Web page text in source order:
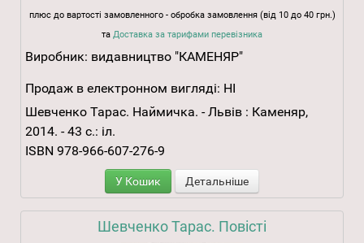
плюс до вартості замовленного - обробка замовлення (від 10 до 40 грн.)
та Доставка за тарифами перевізника
Виробник: видавництво "КАМЕНЯР"
Продаж в електронном вигляді: НІ
Шевченко Тарас. Наймичка. - Львів : Каменяр,
2014. - 43 с.: іл.
ISBN 978-966-607-276-9
У Кошик Детальніше
Шевченко Тарас. Повісті